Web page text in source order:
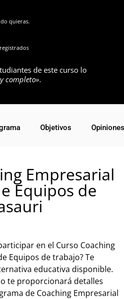
quieras.
de este curso lo
completo».
Objetivos Opiniones
Empresarial
Equipos de
en el Curso Coaching
Equipos de trabajo? Te
educativa disponible.
te proporcionará detalles
de Coaching Empresarial